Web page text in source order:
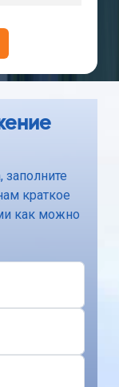
краткое
как можно